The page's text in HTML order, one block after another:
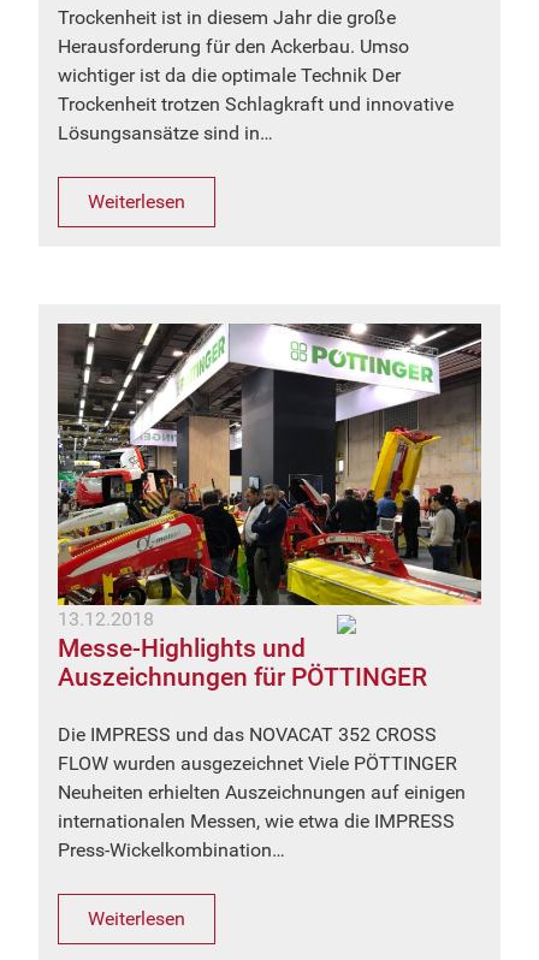
Trockenheit ist in diesem Jahr die große
Herausforderung für den Ackerbau. Umso
wichtiger ist da die optimale Technik Der
Trockenheit trotzen Schlagkraft und innovative
Lösungsansätze sind in…
Weiterlesen
13.12.2018
Messe-Highlights und
Auszeichnungen für PÖTTINGER
Die IMPRESS und das NOVACAT 352 CROSS
FLOW wurden ausgezeichnet Viele PÖTTINGER
Neuheiten erhielten Auszeichnungen auf einigen
internationalen Messen, wie etwa die IMPRESS
Press-Wickelkombination…
Weiterlesen